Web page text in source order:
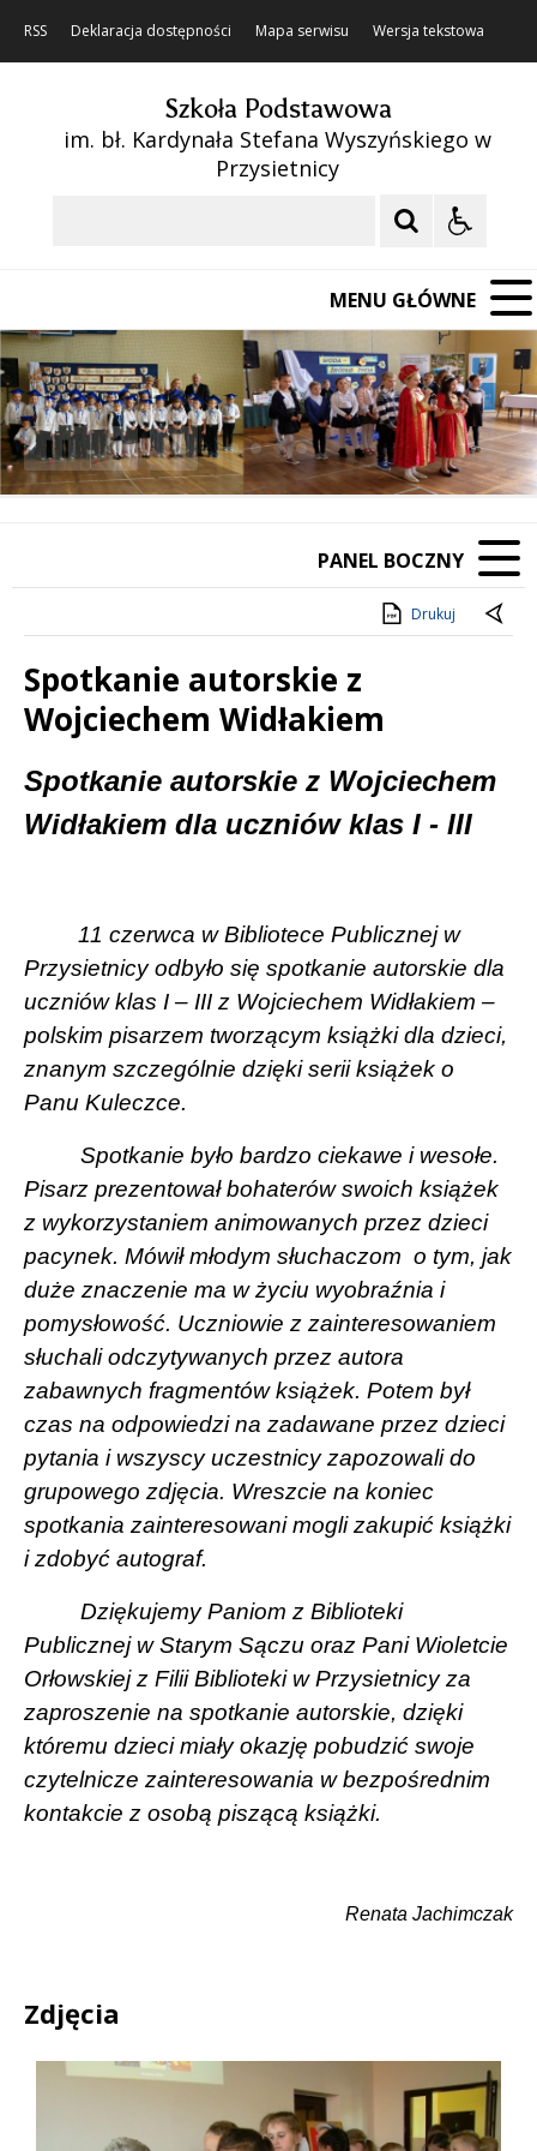
RSS Deklaracja dostępności Mapa serwisu Wersja tekstowa
Szkoła Podstawowa
im. bł. Kardynała Stefana Wyszyńskiego w
Przysietnicy
MENU GŁÓWNE
Poprzedni Element
Następny Element
❚❚
PANEL BOCZNY
Drukuj
Spotkanie autorskie z
Wojciechem Widłakiem
Treść
Spotkanie autorskie z Wojciechem
Widłakiem dla uczniów klas I - III
11 czerwca w Bibliotece Publicznej w
Przysietnicy odbyło się spotkanie autorskie dla
uczniów klas I – III z Wojciechem Widłakiem –
polskim pisarzem tworzącym książki dla dzieci,
znanym szczególnie dzięki serii książek o
Panu Kuleczce.
Spotkanie było bardzo ciekawe i wesołe.
Pisarz prezentował bohaterów swoich książek
z wykorzystaniem animowanych przez dzieci
pacynek. Mówił młodym słuchaczom o tym, jak
duże znaczenie ma w życiu wyobraźnia i
pomysłowość. Uczniowie z zainteresowaniem
słuchali odczytywanych przez autora
zabawnych fragmentów książek. Potem był
czas na odpowiedzi na zadawane przez dzieci
pytania i wszyscy uczestnicy zapozowali do
grupowego zdjęcia. Wreszcie na koniec
spotkania zainteresowani mogli zakupić książki
i zdobyć autograf.
Dziękujemy Paniom z Biblioteki
Publicznej w Starym Sączu oraz Pani Wioletcie
Orłowskiej z Filii Biblioteki w Przysietnicy za
zaproszenie na spotkanie autorskie, dzięki
któremu dzieci miały okazję pobudzić swoje
czytelnicze zainteresowania w bezpośrednim
kontakcie z osobą piszącą książki.
Renata Jachimczak
Zdjęcia